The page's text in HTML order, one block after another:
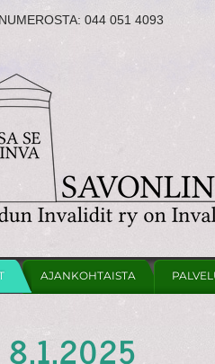
044 051 4093
AJANKOHTAISTA
8.1.2025